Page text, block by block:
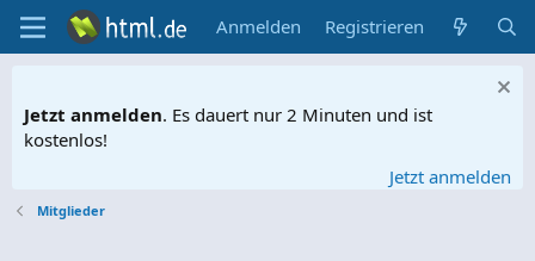
Anmelden Registrieren
Jetzt anmelden. Es dauert nur 2 Minuten und ist
kostenlos!
Jetzt anmelden
Mitglieder